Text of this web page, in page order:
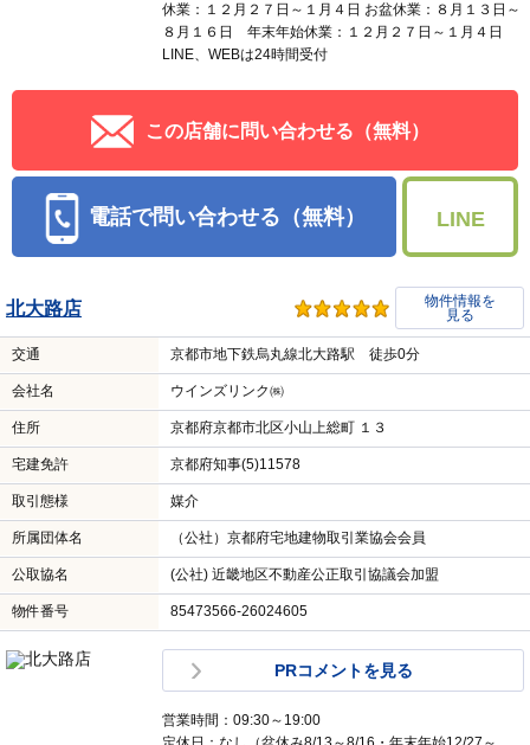
休業：１２月２７日～１月４日 お盆休業：８月１３日～
８月１６日 年末年始休業：１２月２７日～１月４日
LINE、WEBは24時間受付
この店舗に問い合わせる（無料）
電話で問い合わせる（無料） LINE
北大路店
物件情報を
見る
交通 京都市地下鉄烏丸線北大路駅 徒歩0分
会社名 ウインズリンク㈱
住所 京都府京都市北区小山上総町 １３
宅建免許 京都府知事(5)11578
取引態様 媒介
所属団体名 （公社）京都府宅地建物取引業協会会員
公取協名 (公社) 近畿地区不動産公正取引協議会加盟
物件番号 85473566-26024605
PRコメントを見る
営業時間：09:30～19:00